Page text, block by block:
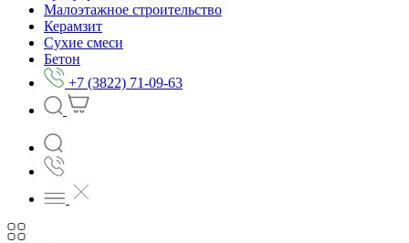
Малоэтажное строительство
Керамзит
Сухие смеси
Бетон
+7 (3822) 71-09-63